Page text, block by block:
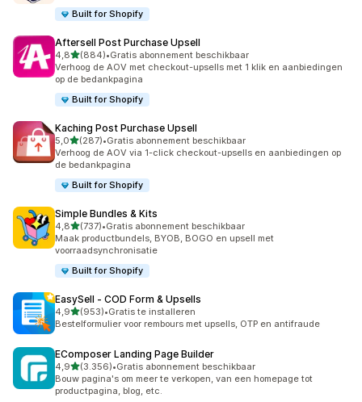
Built for Shopify
Aftersell Post Purchase Upsell
4,8van 5 sterren
(884)
884 recensies in totaal
•Gratis abonnement beschikbaar
Verhoog de AOV met checkout-upsells met 1 klik en aanbiedingen
op de bedankpagina
Built for Shopify
Kaching Post Purchase Upsell
5,0van 5 sterren
(287)
287 recensies in totaal
•Gratis abonnement beschikbaar
Verhoog de AOV via 1-click checkout-upsells en aanbiedingen op
de bedankpagina
Built for Shopify
Simple Bundles & Kits
4,8van 5 sterren
(737)
737 recensies in totaal
•Gratis abonnement beschikbaar
Maak productbundels, BYOB, BOGO en upsell met
voorraadsynchronisatie
Built for Shopify
EasySell ‑ COD Form & Upsells
4,9van 5 sterren
(953)
953 recensies in totaal
•Gratis te installeren
Bestelformulier voor rembours met upsells, OTP en antifraude
EComposer Landing Page Builder
4,9van 5 sterren
(3.356)
3356 recensies in totaal
•Gratis abonnement beschikbaar
Bouw pagina's om meer te verkopen, van een homepage tot
productpagina, blog, etc.